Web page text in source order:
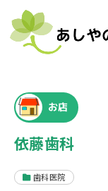
お店
依藤歯科
歯科医院